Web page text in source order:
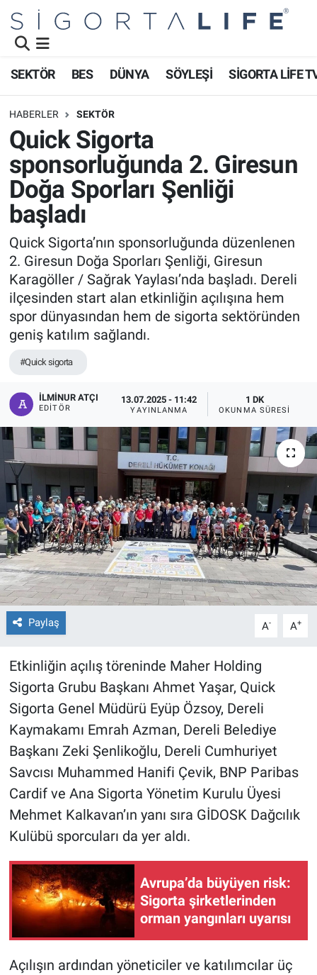
SEKTÖR BES DÜNYA SÖYLEŞİ SİGORTA LİFE
HABERLER SEKTÖR
Quick Sigorta
sponsorluğunda 2. Giresun
Doğa Sporları Şenliği
başladı
Quick Sigorta’nın sponsorluğunda düzenlenen
2. Giresun Doğa Sporları Şenliği, Giresun
Karagöller / Sağrak Yaylası’nda başladı. Dereli
ilçesinden start alan etkinliğin açılışına hem
spor dünyasından hem de sigorta sektöründen
geniş katılım sağlandı.
#Quick sigorta
İLMINUR ATÇI
EDITÖR
13.07.2025 - 11:42
YAYINLANMA
1 DK
OKUNMA SÜRESI
Paylaş A- A+
Etkinliğin açılış töreninde Maher Holding
Sigorta Grubu Başkanı Ahmet Yaşar, Quick
Sigorta Genel Müdürü Eyüp Özsoy, Dereli
Kaymakamı Emrah Azman, Dereli Belediye
Başkanı Zeki Şenlikoğlu, Dereli Cumhuriyet
Savcısı Muhammed Hanifi Çevik, BNP Paribas
Cardif ve Ana Sigorta Yönetim Kurulu Üyesi
Mehmet Kalkavan’ın yanı sıra GİDOSK Dağcılık
Kulübü sporcuları da yer aldı.
Avrupa’da büyüyen risk:
Sigorta şirketlerinden
orman yangınları uyarısı
Açılışın ardından yöneticiler ve katılımcılar üç
Namaz Vakitleri
Trafik Durumu
Süper Lig Puan Durumu ve Fikstür
Tüm Manşetler
Son Dakika Haberleri
Haber Arşivi